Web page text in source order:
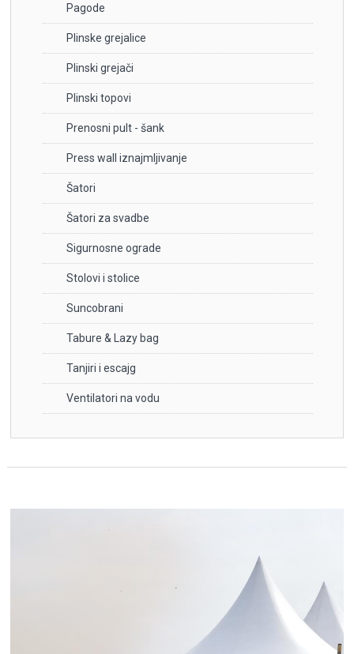
Pagode
Plinske grejalice
Plinski grejači
Plinski topovi
Prenosni pult - šank
Press wall iznajmljivanje
Šatori
Šatori za svadbe
Sigurnosne ograde
Stolovi i stolice
Suncobrani
Tabure & Lazy bag
Tanjiri i escajg
Ventilatori na vodu